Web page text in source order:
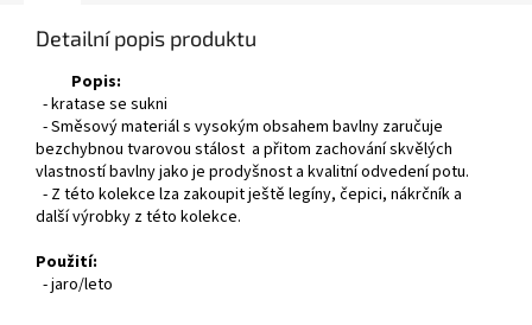
Detailní popis produktu
Popis:
- kratase se sukni
- Směsový materiál s vysokým obsahem bavlny zaručuje
bezchybnou tvarovou stálost a přitom zachování skvělých
vlastností bavlny jako je prodyšnost a kvalitní odvedení potu.
- Z této kolekce lza zakoupit ještě legíny, čepici, nákrčník a
další výrobky z této kolekce.
Použití:
- jaro/leto